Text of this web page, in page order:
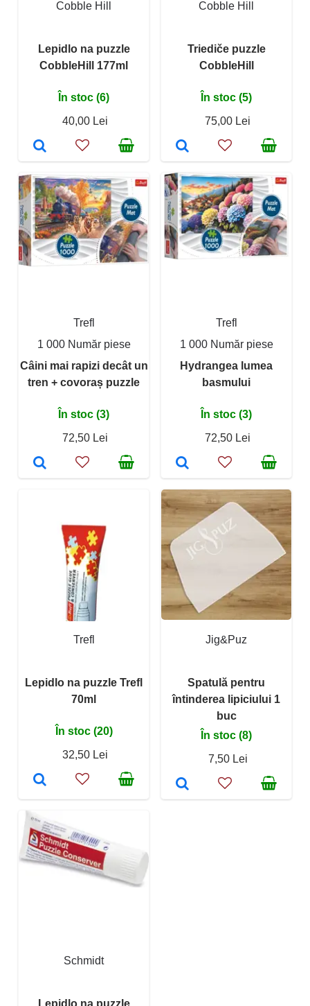
Cobble Hill
Lepidlo na puzzle
CobbleHill 177ml
În stoc (6)
40,00 Lei
Cobble Hill
Triediče puzzle
CobbleHill
În stoc (5)
75,00 Lei
Trefl
1 000 Număr piese
Câini mai rapizi decât un
tren + covoraș puzzle
În stoc (3)
72,50 Lei
Trefl
1 000 Număr piese
Hydrangea lumea
basmului
În stoc (3)
72,50 Lei
Trefl
Lepidlo na puzzle Trefl
70ml
În stoc (20)
32,50 Lei
Jig&Puz
Spatulă pentru
întinderea lipiciului 1
buc
În stoc (8)
7,50 Lei
Schmidt
Lepidlo na puzzle